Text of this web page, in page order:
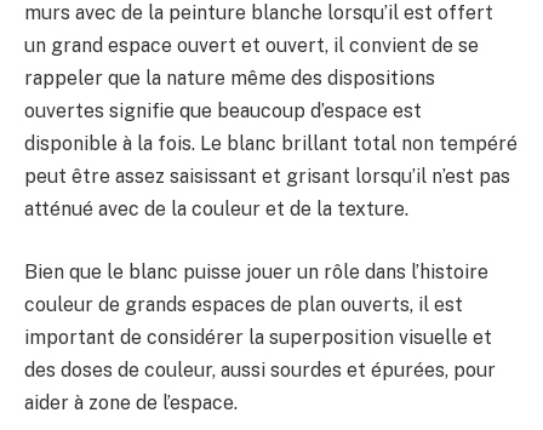
murs avec de la peinture blanche lorsqu’il est offert
un grand espace ouvert et ouvert, il convient de se
rappeler que la nature même des dispositions
ouvertes signifie que beaucoup d’espace est
disponible à la fois. Le blanc brillant total non tempéré
peut être assez saisissant et grisant lorsqu’il n’est pas
atténué avec de la couleur et de la texture.
Bien que le blanc puisse jouer un rôle dans l’histoire
couleur de grands espaces de plan ouverts, il est
important de considérer la superposition visuelle et
des doses de couleur, aussi sourdes et épurées, pour
aider à zone de l’espace.